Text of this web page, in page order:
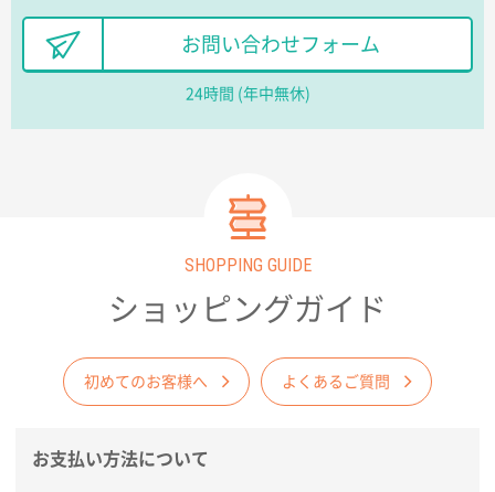
長野県R社様
2026年02月09日 14:27
厚手コットンA4フラットトート ナチュラル
商品がよさそうだったから
コットンバッグM(B4対応)
200枚
2026年01月29日 11:46
商品情報の正確な記載、スムーズなシステム対応
広島県(社様
お問い合わせフォーム
24時間 (年中無休)
SHOPPING GUIDE
ショッピングガイド
初めてのお客様へ よくあるご質問
お支払い方法について